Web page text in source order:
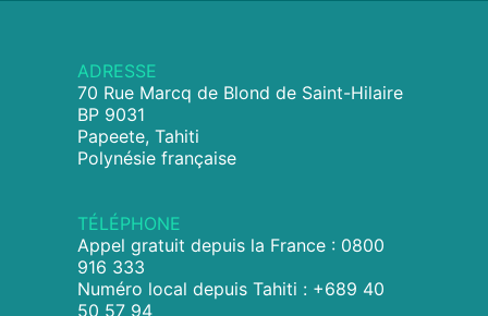
ADRESSE
70 Rue Marcq de Blond de Saint-Hilaire
BP 9031
Papeete, Tahiti
Polynésie française
TÉLÉPHONE
Appel gratuit depuis la France : 0800
916 333
Numéro local depuis Tahiti : +689 40
50 57 94